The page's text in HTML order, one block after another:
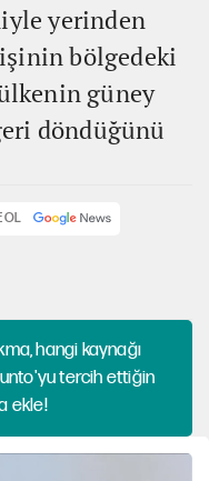
yerinden
bölgedeki
güney
döndüğünü
OL
hangi kaynağı
tercih ettiğin
ekle!